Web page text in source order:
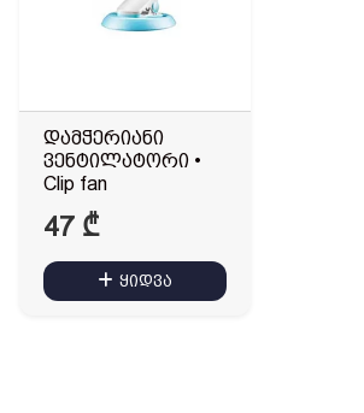
დამჭერიანი
ვენტილატორი •
Clip fan
47 ₾
ყიდვა